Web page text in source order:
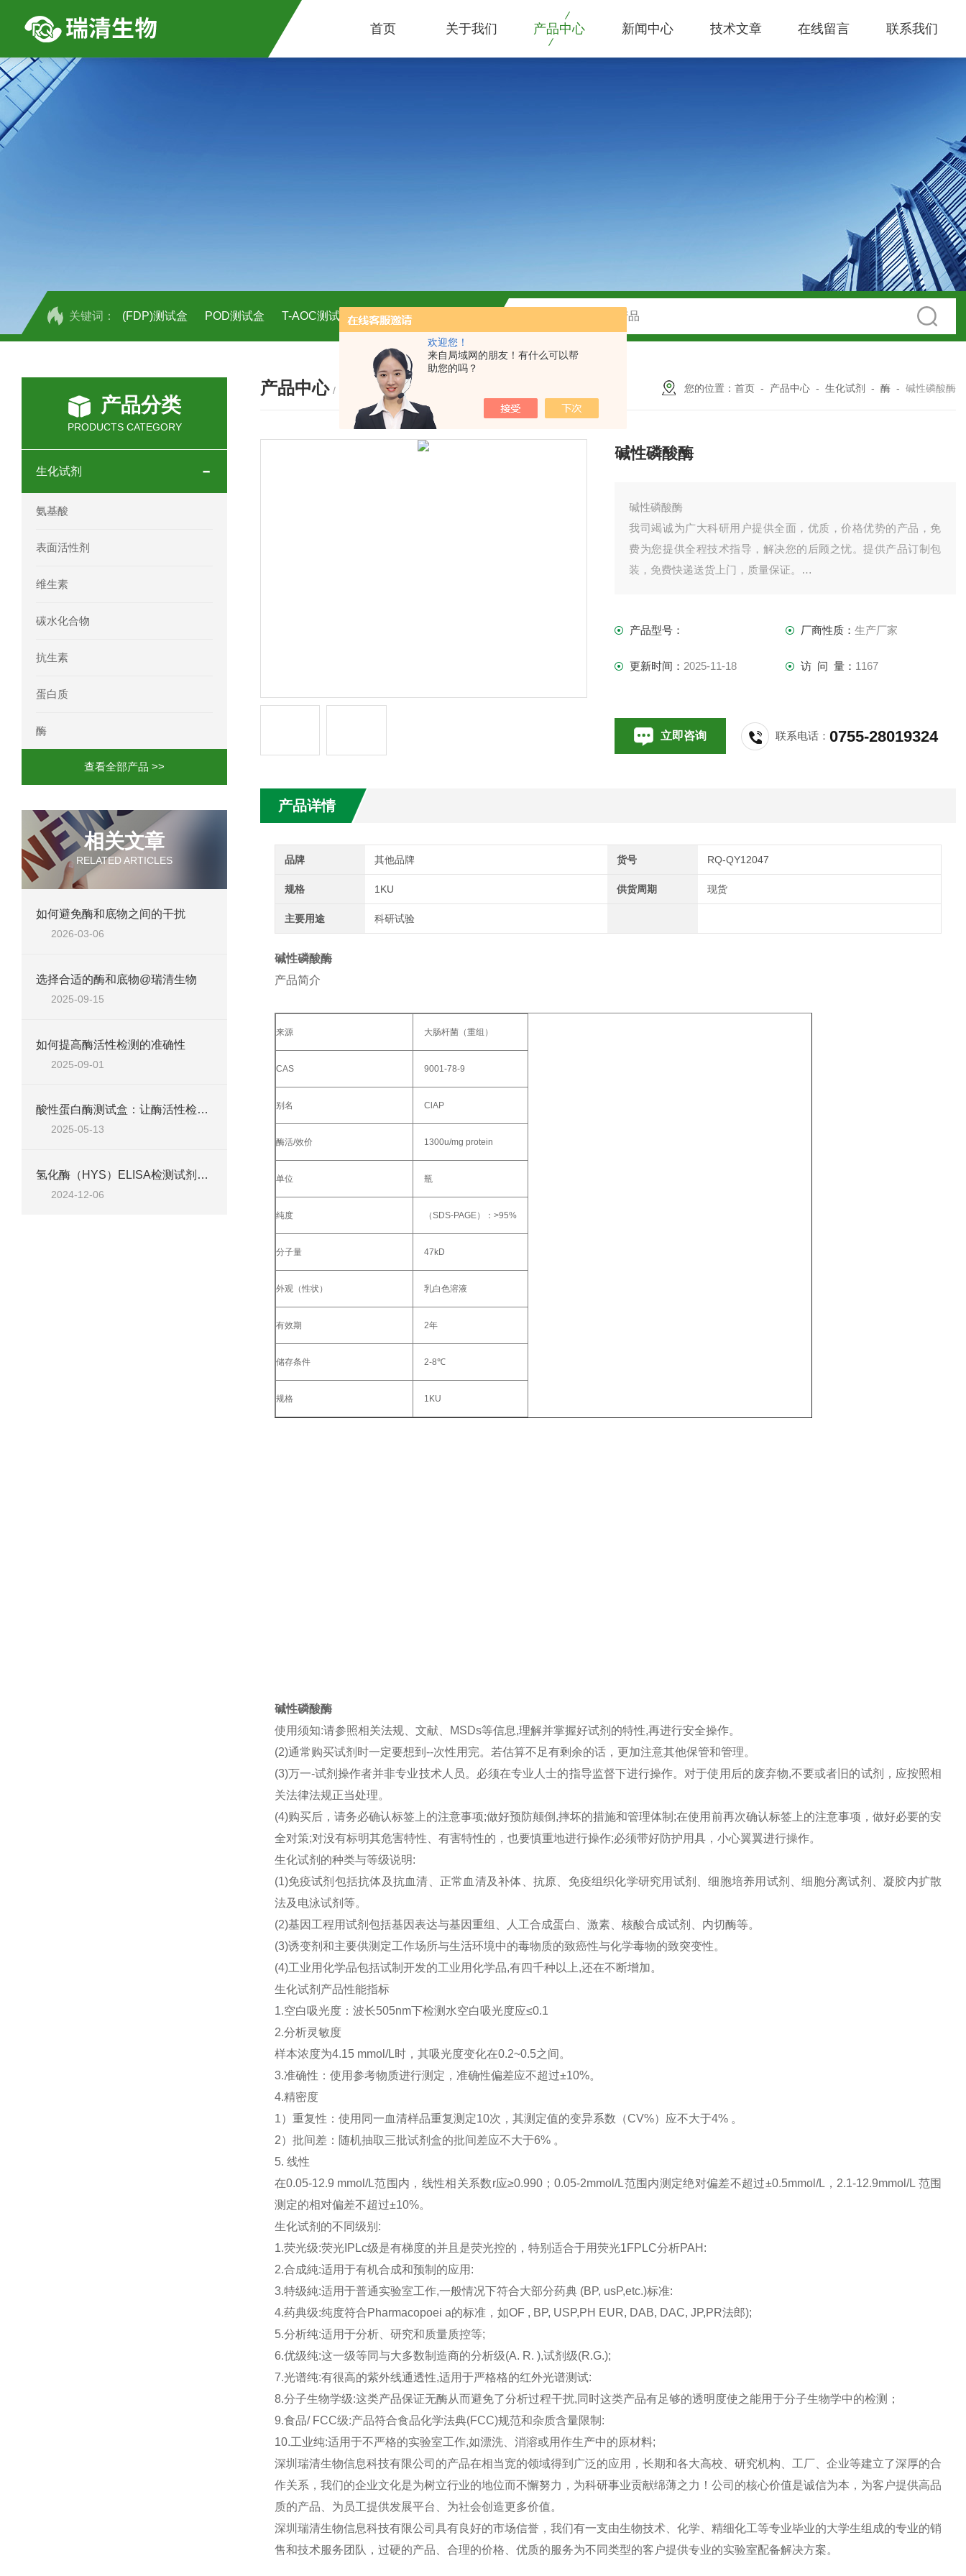
欢迎您！
来自局域网的朋友！有什么可以帮
助您的吗？
首页 关于我们 产品中心 新闻中心 技术文章 在线留言 联系我们
关键词： (FDP)测试盒 POD测试盒 T-AOC测试盒 H2O2测试盒厂家供应
小鼠CALP试剂盒
人全式钴氨素2(HTSB2)elisa试剂盒现货
人鞘脂(SPH)elisa试剂盒现货速发
人蓝氏贾第虫(GL)elisa试剂盒厂家直销
产品分类
PRODUCTS CATEGORY
生化试剂
氨基酸
表面活性剂
维生素
碳水化合物
抗生素
蛋白质
酶
查看全部产品 >>
相关文章
RELATED ARTICLES
如何避免酶和底物之间的干扰
2026-03-06
选择合适的酶和底物@瑞清生物
2025-09-15
如何提高酶活性检测的准确性
2025-09-01
酸性蛋白酶测试盒：让酶活性检测变得简单高效
2025-05-13
氢化酶（HYS）ELISA检测试剂盒 @使用说明书
2024-12-06
产品中心 / PRODUCTS 您的位置： 首页 - 产品中心 - 生化试剂 - 酶 - 碱性磷酸酶
碱性磷酸酶
碱性磷酸酶
我司竭诚为广大科研用户提供全面，优质，价格优势的产品，免
费为您提供全程技术指导，解决您的后顾之忧。提供产品订制包
装，免费快递送货上门，质量保证。
产品型号：
厂商性质： 生产厂家
更新时间： 2025-11-18 访 问 量： 1167
立即咨询 联系电话：0755-28019324
产品详情
品牌 其他品牌 货号 RQ-QY12047
规格 1KU 供货周期 现货
主要用途 科研试验
碱性磷酸酶
产品简介
来源 大肠杆菌（重组）
CAS 9001-78-9
别名 ClAP
酶活/效价 1300u/mg protein
单位 瓶
纯度 （SDS-PAGE）：>95%
分子量 47kD
外观（性状） 乳白色溶液
有效期 2年
储存条件 2-8℃
规格 1KU
碱性磷酸酶
使用须知:请参照相关法规、文献、MSDs等信息,理解并掌握好试剂的特性,再进行安全操作。
(2)通常购买试剂时一定要想到--次性用完。若估算不足有剩余的话，更加注意其他保管和管理。
(3)万一-试剂操作者并非专业技术人员。必须在专业人士的指导监督下进行操作。对于使用后的废弃物,不要或者旧的试剂，应按照相
关法律法规正当处理。
(4)购买后，请务必确认标签上的注意事项;做好预防颠倒,摔坏的措施和管理体制;在使用前再次确认标签上的注意事项，做好必要的安
全对策;对没有标明其危害特性、有害特性的，也要慎重地进行操作;必须带好防护用具，小心翼翼进行操作。
生化试剂的种类与等级说明:
(1)免疫试剂包括抗体及抗血清、正常血清及补体、抗原、免疫组织化学研究用试剂、细胞培养用试剂、细胞分离试剂、凝胶内扩散
法及电泳试剂等。
(2)基因工程用试剂包括基因表达与基因重组、人工合成蛋白、激素、核酸合成试剂、内切酶等。
(3)诱变剂和主要供测定工作场所与生活环境中的毒物质的致癌性与化学毒物的致突变性。
(4)工业用化学品包括试制开发的工业用化学品,有四千种以上,还在不断增加。
生化试剂产品性能指标
1.空白吸光度：波长505nm下检测水空白吸光度应≤0.1
2.分析灵敏度
样本浓度为4.15 mmol/L时，其吸光度变化在0.2~0.5之间。
3.准确性：使用参考物质进行测定，准确性偏差应不超过±10%。
4.精密度
1）重复性：使用同一血清样品重复测定10次，其测定值的变异系数（CV%）应不大于4% 。
2）批间差：随机抽取三批试剂盒的批间差应不大于6% 。
5. 线性
在0.05-12.9 mmol/L范围内，线性相关系数r应≥0.990；0.05-2mmol/L范围内测定绝对偏差不超过±0.5mmol/L，2.1-12.9mmol/L 范围
测定的相对偏差不超过±10%。
生化试剂的不同级别:
1.荧光级:荧光IPLc级是有梯度的并且是荧光控的，特别适合于用荧光1FPLC分析PAH:
2.合成純:适用于有机合成和预制的应用:
3.特级純:适用于普通实验室工作,一般情况下符合大部分药典 (BP, usP,etc.)标准:
4.药典级:纯度符合Pharmacopoei a的标准，如OF , BP, USP,PH EUR, DAB, DAC, JP,PR法郎);
5.分析纯:适用于分析、研究和质量质控等;
6.优级纯:这一级等同与大多数制造商的分析级(A. R. ),试剂级(R.G.);
7.光谱纯:有很高的紫外线通透性,适用于严格格的红外光谱测试:
8.分子生物学级:这类产品保证无酶从而避免了分析过程干扰,同时这类产品有足够的透明度使之能用于分子生物学中的检测；
9.食品/ FCC级:产品符合食品化学法典(FCC)规范和杂质含量限制:
10.工业纯:适用于不严格的实验室工作,如漂洗、消溶或用作生产中的原材料;
深圳瑞清生物信息科技有限公司的产品在相当宽的领域得到广泛的应用，长期和各大高校、研究机构、工厂、企业等建立了深厚的合
作关系，我们的企业文化是为树立行业的地位而不懈努力，为科研事业贡献绵薄之力！公司的核心价值是诚信为本，为客户提供高品
质的产品、为员工提供发展平台、为社会创造更多价值。
深圳瑞清生物信息科技有限公司具有良好的市场信誉，我们有一支由生物技术、化学、精细化工等专业毕业的大学生组成的专业的销
售和技术服务团队，过硬的产品、合理的价格、优质的服务为不同类型的客户提供专业的实验室配备解决方案。